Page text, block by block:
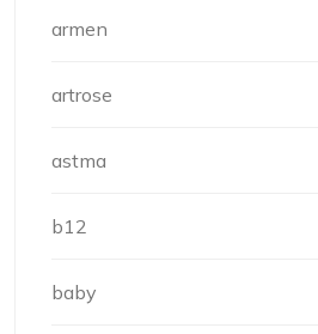
armen
artrose
astma
b12
baby